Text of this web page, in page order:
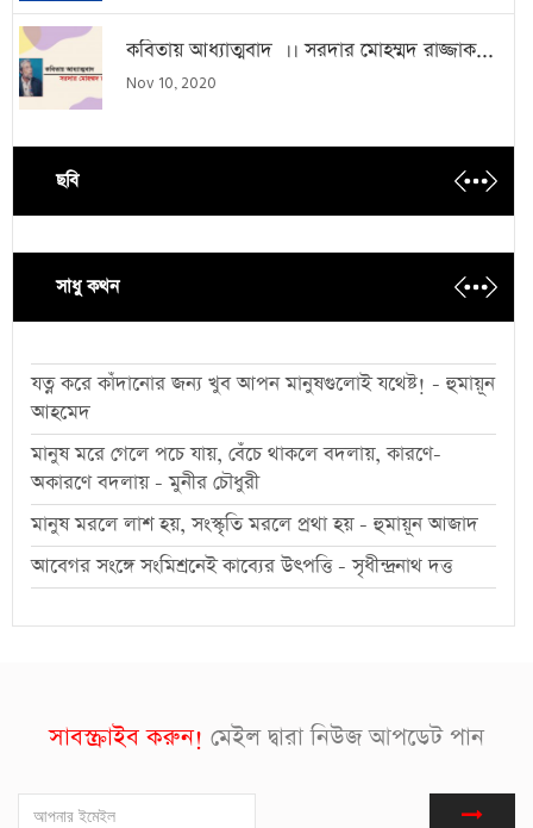
কবিতায় আধ্যাত্মবাদ ।। সরদার মোহম্মদ রাজ্জাক...
Nov 10, 2020
ছবি
সাধু কথন
যত্ন করে কাঁদানোর জন্য খুব আপন মানুষগুলোই যথেষ্ট! - হুমায়ূন
আহমেদ
মানুষ মরে গেলে পচে যায়, বেঁচে থাকলে বদলায়, কারণে-
অকারণে বদলায় - মুনীর চৌধুরী
মানুষ মরলে লাশ হয়, সংস্কৃতি মরলে প্রথা হয় - হুমায়ূন আজাদ
আবেগর সংঙ্গে সংমিশ্রনেই কাব্যের উৎপত্তি - সৃধীন্দ্রনাথ দত্ত
সাবস্ক্রাইব করুন! মেইল দ্বারা নিউজ আপডেট পান